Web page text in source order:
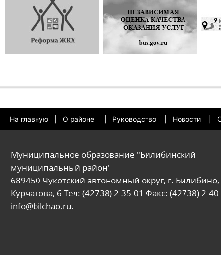
На главную О районе Руководство Новости
Муниципальное образование "Билибинский
муниципальный район"
689450 Чукотский автономный округ, г. Билибино,
Курчатова, 6 Тел: (42738) 2-35-01 Факс: (42738) 2-
info@bilchao.ru.